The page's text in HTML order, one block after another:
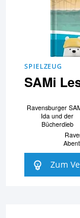
SPIELZEUG
SAMi
Ravensburger
Ida und der
Bücherdieb
Zum